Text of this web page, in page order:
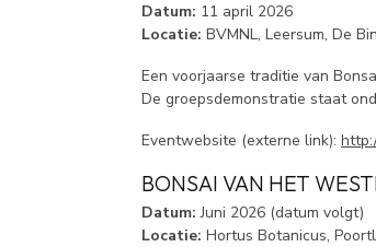
Datum: 11 april 2026
Locatie: BVMNL, Leersum, De
Een voorjaarse traditie van
De groepsdemonstratie staat
Eventwebsite (externe link):
BONSAI VAN HET
Datum: Juni 2026 (datum volgt)
Locatie: Hortus Botanicus,